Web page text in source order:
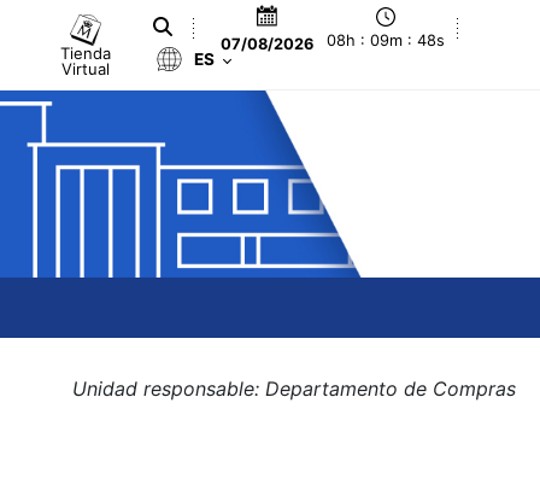
Tienda
Virtual
07/08/2026 08h : 09m : 48s
ES
Unidad responsable: Departamento de Compras